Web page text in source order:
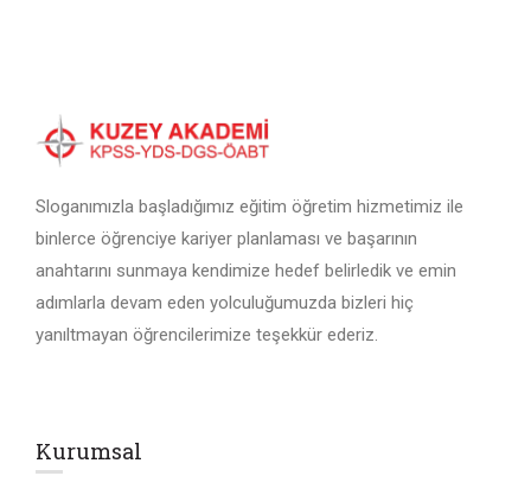
Sloganımızla başladığımız eğitim öğretim hizmetimiz ile
binlerce öğrenciye kariyer planlaması ve başarının
anahtarını sunmaya kendimize hedef belirledik ve emin
adımlarla devam eden yolculuğumuzda bizleri hiç
yanıltmayan öğrencilerimize teşekkür ederiz.
Kurumsal